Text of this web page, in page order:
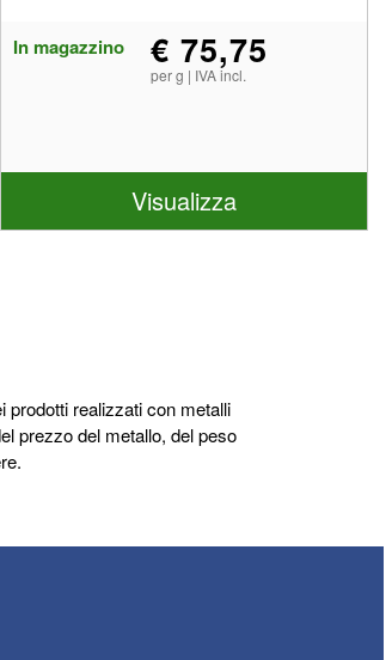
In magazzino € 75,75
per g | IVA incl.
Visualizza
prodotti realizzati con metalli
prezzo del metallo, del peso